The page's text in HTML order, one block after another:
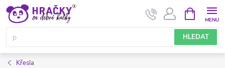
Přejít
obsah
HLEDAT
NÁKUPNÍ
KOŠÍK
Křesla